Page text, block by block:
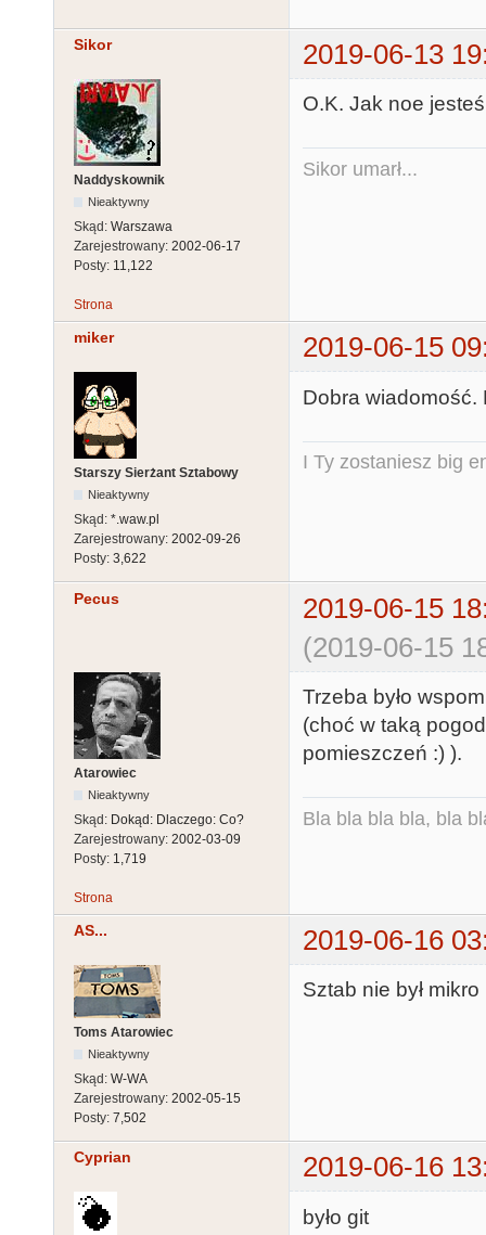
Sikor 2019-06-13
Naddyskownik
Nieaktywny
Skąd: Warszawa
Zarejestrowany: 2002-06-17
Posty: 11,122
O.K. Jak noe
Sikor umarł...
Strona
miker 2019-06-15
Starszy Sierżant Sztabowy
Nieaktywny
Skąd: *.waw.pl
Zarejestrowany: 2002-09-26
Posty: 3,622
Dobra wiadomość.
I Ty zostaniesz big
Pecus
2019-06-15
(2019-06-15
Atarowiec
Nieaktywny
Skąd: Dokąd: Dlaczego: Co?
Zarejestrowany: 2002-03-09
Posty: 1,719
Trzeba było
(choć w taką
pomieszczeń :) ).
Bla bla bla bla, bla
Strona
AS... 2019-06-16
Toms Atarowiec
Nieaktywny
Skąd: W-WA
Zarejestrowany: 2002-05-15
Posty: 7,502
Sztab nie był
Cyprian 2019-06-16
było git